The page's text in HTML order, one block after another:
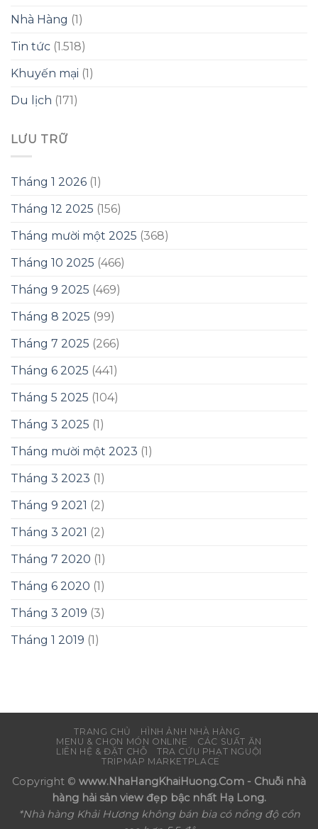
Nhà Hàng (1)
Tin tức (1.518)
Khuyến mại (1)
Du lịch (171)
LƯU TRỮ
Tháng 1 2026 (1)
Tháng 12 2025 (156)
Tháng mười một 2025 (368)
Tháng 10 2025 (466)
Tháng 9 2025 (469)
Tháng 8 2025 (99)
Tháng 7 2025 (266)
Tháng 6 2025 (441)
Tháng 5 2025 (104)
Tháng 3 2025 (1)
Tháng mười một 2023 (1)
Tháng 3 2023 (1)
Tháng 9 2021 (2)
Tháng 3 2021 (2)
Tháng 7 2020 (1)
Tháng 6 2020 (1)
Tháng 3 2019 (3)
Tháng 1 2019 (1)
TRANG CHỦ
HÌNH ẢNH NHÀ HÀNG
MENU & CHỌN MÓN ONLINE
CÁC SUẤT ĂN
LIÊN HỆ & ĐẶT CHỖ
TRA CỨU PHẠT NGUỘI
TRIPMAP MARKETPLACE
Copyright © www.NhaHangKhaiHuong.Com - Chuỗi nhà
hàng hải sản view đẹp bậc nhất Hạ Long.
*Nhà hàng Khải Hương không bán bia có nồng độ cồn